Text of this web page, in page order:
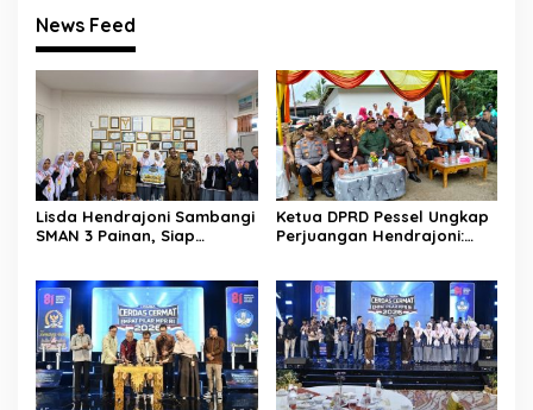
News Feed
Lisda Hendrajoni Sambangi
SMAN 3 Painan, Siap
Ketua DPRD Pessel Ungkap
Perjuangan Hendrajoni: